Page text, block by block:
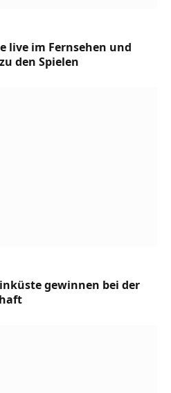
live im Fernsehen und
den Spielen
gewinnen bei der